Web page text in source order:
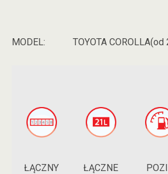
MODEL: TOYOTA COROLLA(od
ŁĄCZNY
ŁĄCZNE